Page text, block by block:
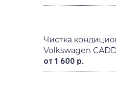
Чистка
Volkswagen
от 1 600 р.